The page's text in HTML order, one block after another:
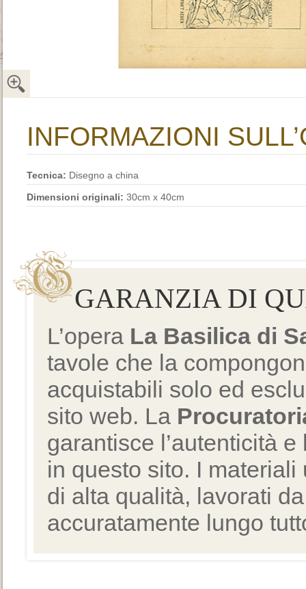
INFORMAZIONI
Tecnica: Disegno a china
Dimensioni originali: 30cm x 40cm
GARANZIA DI
L’opera La Basilica di
tavole che la
acquistabili solo ed
sito web. La
garantisce l’autenticità
in questo sito. I
di alta qualità, lavorati
accuratamente lungo